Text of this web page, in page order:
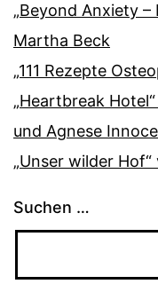
„Beyond Anxiety –
Martha Beck
„111 Rezepte
„Heartbreak
und Agnese
„Unser wilder
Suchen …